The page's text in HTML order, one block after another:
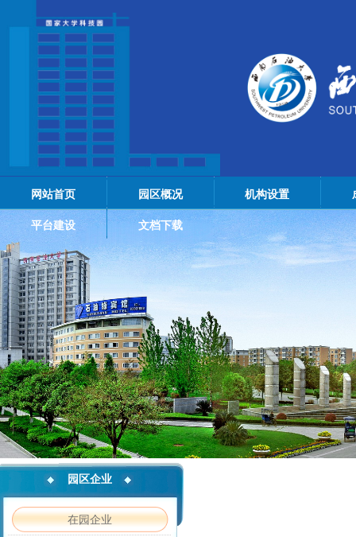
网站首页 园区概况 机构设置
平台建设 文档下载
园区企业
在园企业